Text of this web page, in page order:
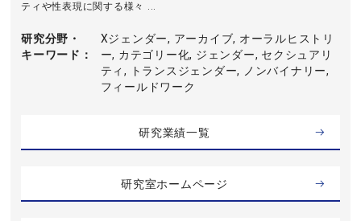
ティや性表現に関する様々 ...
研究分野・
キーワード
Xジェンダー, アーカイブ, オーラルヒストリ
ー, カテゴリー化, ジェンダー, セクシュアリ
ティ, トランスジェンダー, ノンバイナリー,
フィールドワーク
研究業績一覧
研究室ホームページ